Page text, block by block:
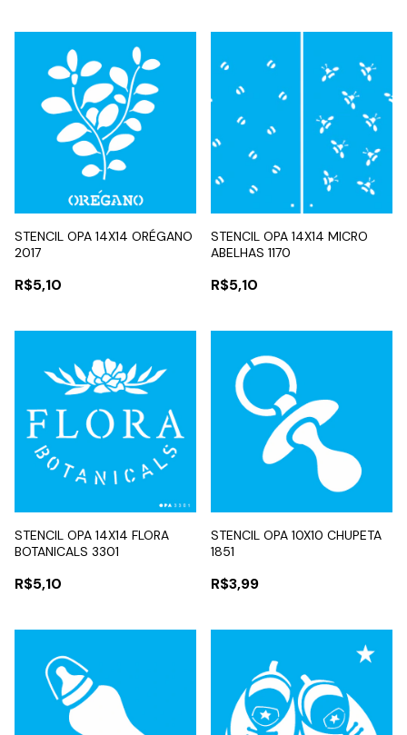
STENCIL OPA 14X14 ORÉGANO
2017
R$5,10
STENCIL OPA 14X14 MICRO
ABELHAS 1170
R$5,10
STENCIL OPA 14X14 FLORA
BOTANICALS 3301
R$5,10
STENCIL OPA 10X10 CHUPETA
1851
R$3,99